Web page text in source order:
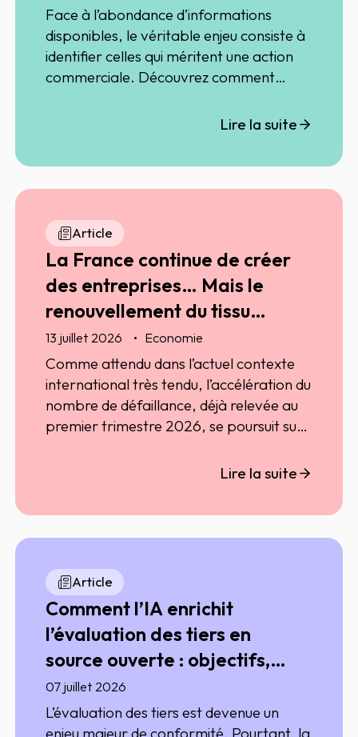
Face à l’abondance d’informations
disponibles, le véritable enjeu consiste à
identifier celles qui méritent une action
commerciale. Découvrez comment
intelligence et l’IA pour mieux cibler vos
Lire la suite
Article
La France continue de créer
des entreprises… Mais le
renouvellement du tissu
entrepreneurial ralentit
13 juillet 2026 Economie
Comme attendu dans l’actuel contexte
international très tendu, l’accélération du
nombre de défaillance, déjà relevée au
premier trimestre 2026, se poursuit sur
le cumul de défaillances s’élève à 19 408
Lire la suite
Article
Comment l’IA enrichit
l’évaluation des tiers en
source ouverte : objectifs,
méthode et bénéfices
concrets
07 juillet 2026
L’évaluation des tiers est devenue un
enjeu majeur de conformité. Pourtant, la